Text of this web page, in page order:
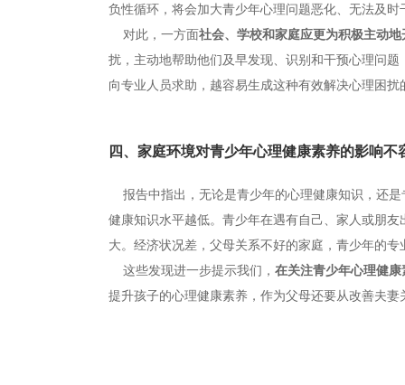
负性循环，将会加大青少年心理问题恶化、无法及时
对此，一方面社会、学校和家庭应更为积极主动
扰，主动地帮助他们及早发现、识别和干预心理问题
向专业人员求助，越容易生成这种有效解决心理困
四、家庭环境对青少年心理健康素养的影响不
报告中指出，无论是青少年的心理健康知识，还
健康知识水平越低。青少年在遇有自己、家人或朋
大。经济状况差，父母关系不好的家庭，青少年的
这些发现进一步提示我们， 在关注青少年心理健
提升孩子的心理健康素养，作为父母还要从改善夫